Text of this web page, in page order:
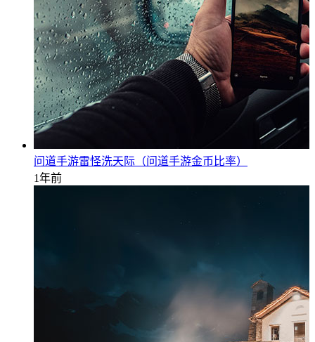
问道手游雷怪洗天际（问道手游金币比率）
1年前